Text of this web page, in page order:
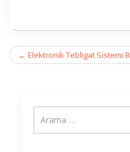
Post
navigation
← Elektronik Tebligat Sistemi